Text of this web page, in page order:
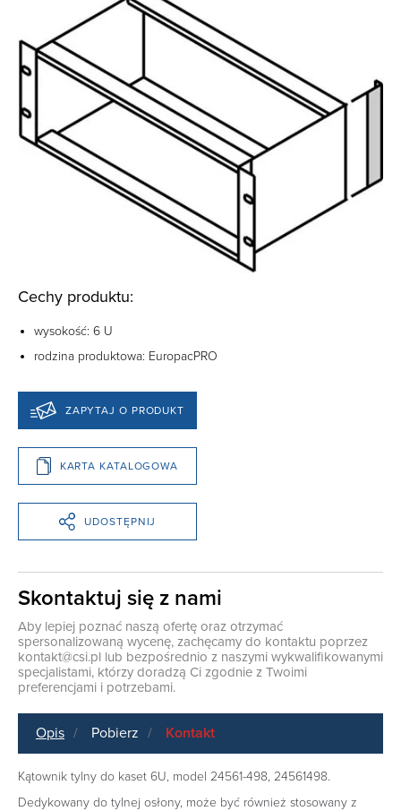
Cechy produktu:
wysokość: 6 U
rodzina produktowa: EuropacPRO
ZAPYTAJ O PRODUKT
KARTA KATALOGOWA
UDOSTĘPNIJ
Skontaktuj się z nami
Aby lepiej poznać naszą ofertę oraz otrzymać
spersonalizowaną wycenę, zachęcamy do kontaktu poprzez
kontakt@csi.pl lub bezpośrednio z naszymi wykwalifikowanymi
specjalistami, którzy doradzą Ci zgodnie z Twoimi
preferencjami i potrzebami.
Opis Pobierz Kontakt
Kątownik tylny do kaset 6U, model 24561-498, 24561498.
Dedykowany do tylnej osłony, może być również stosowany z